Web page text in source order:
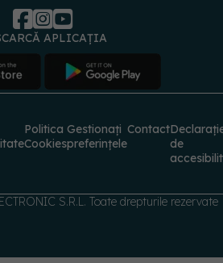
Politica Gestionați Contact
S.R.L. Toate drepturile rezervate